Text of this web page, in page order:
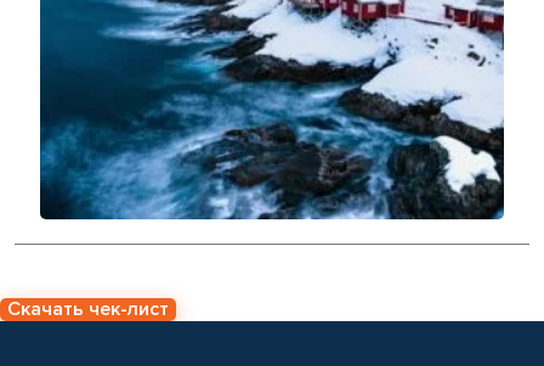
Скачать чек-лист